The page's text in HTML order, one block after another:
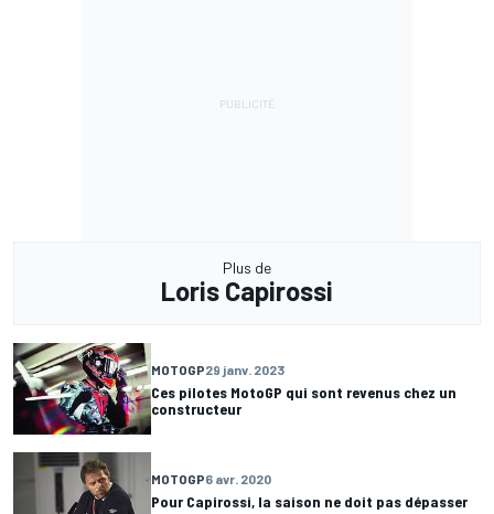
Plus de
Loris Capirossi
MOTOGP29 janv. 2023
Ces pilotes MotoGP qui sont revenus chez un
constructeur
MOTOGP6 avr. 2020
Pour Capirossi, la saison ne doit pas dépasser